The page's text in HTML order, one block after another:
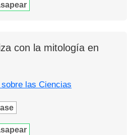
con la mitología en
sobre las Ciencias